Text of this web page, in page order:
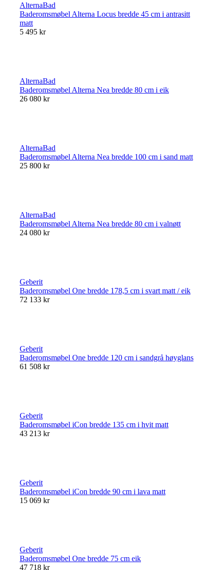
AlternaBad
Baderomsmøbel Alterna Locus bredde 45 cm i antrasitt
matt
5 495 kr
AlternaBad
Baderomsmøbel Alterna Nea bredde 80 cm i eik
26 080 kr
AlternaBad
Baderomsmøbel Alterna Nea bredde 100 cm i sand matt
25 800 kr
AlternaBad
Baderomsmøbel Alterna Nea bredde 80 cm i valnøtt
24 080 kr
Geberit
Baderomsmøbel One bredde 178,5 cm i svart matt / eik
72 133 kr
Geberit
Baderomsmøbel One bredde 120 cm i sandgrå høyglans
61 508 kr
Geberit
Baderomsmøbel iCon bredde 135 cm i hvit matt
43 213 kr
Geberit
Baderomsmøbel iCon bredde 90 cm i lava matt
15 069 kr
Geberit
Baderomsmøbel One bredde 75 cm eik
47 718 kr